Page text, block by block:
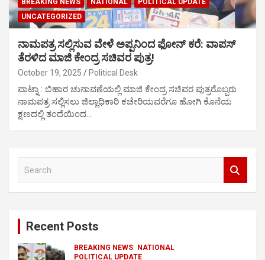
BREAKING NEWS NATIONAL
POLITICAL UPDATE
UNCATEGORIZED
ನಾಮಪತ್ರ ಸಲ್ಲಿಸುವ ವೇಳೆ ಅಪ್ಪನಿಂದ ಫೋನ್ ಕರೆ: ವಾಪಸ್
ತೆರಳಿದ ಮಾಜಿ ಕೇಂದ್ರ ಸಚಿವರ ಪುತ್ರ!
October 19, 2025 Political Desk
ಪಾಟ್ನಾ : ಬಿಹಾರ ಚುನಾವಣೆಯಲ್ಲಿ ಮಾಜಿ ಕೇಂದ್ರ ಸಚಿವರ ಪುತ್ರರೊಬ್ಬರು
ನಾಮಪತ್ರ ಸಲ್ಲಿಸಲು ಜಿಲ್ಲಾಧಿಕಾರಿ ಕಚೇರಿಯವರೆಗೂ ಹೋಗಿ ಕೊನೆಯ
ಕ್ಷಣದಲ್ಲಿ ತಂದೆಯಿಂದ…
Recent Posts
BREAKING NEWS
NATIONAL
POLITICAL UPDATE